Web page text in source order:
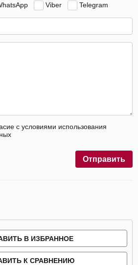
Viber Telegram
с условиями использования
Отправить
В ИЗБРАННОЕ
К СРАВНЕНИЮ